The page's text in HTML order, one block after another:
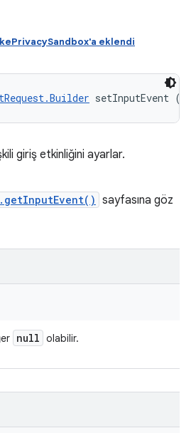
eklendi
setInputEvent (
giriş etkinliğini ayarlar.
sayfasına göz
null olabilir.